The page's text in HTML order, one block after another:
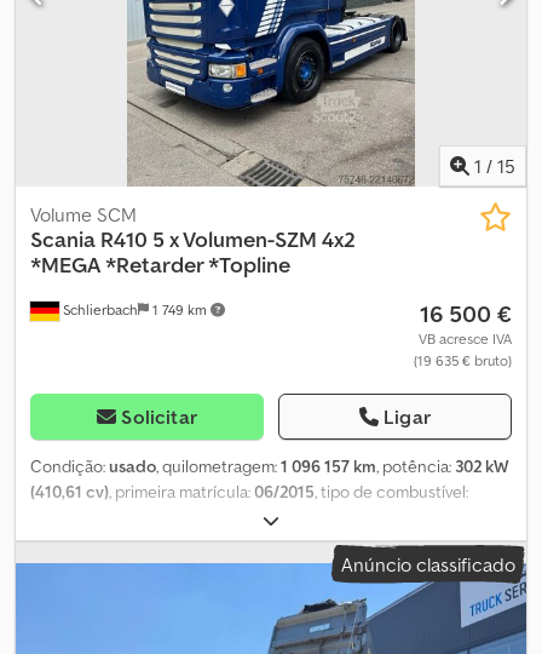
1 / 15
Schlierbach 1 749 km
Volume SCM
Scania R410 5 x Volumen-SZM 4x2
*MEGA *Retarder *Topline
16 500 €
VB acresce IVA
(19 635 € bruto)
Solicitar Ligar
Condição:usado, quilometragem:1 096 157 km, potência: 302 kW
(410,61 cv), primeira matrícula:06/2015, tipo de combustível:
, Ano de fabrico:
∗MEGA ∗Retarder ∗Topline - 5 unidades disponíveis: 3 de 2015, 2
de 2016! (entre 950.000 e 1,2 milhão de km) ● Potência: 302 kW /
410 cv ● Cilindrada: 12.742 cm³ ● Norma de emissões: EURO 6c ●
Transmissão automática / Opticruise ● Retarder / Intarder ● ABS /
ASR ● Sistema de elevação e rebaixamento ● Bloqueio do
Anúncio classificado